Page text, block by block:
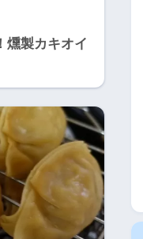
燻製カキオイ